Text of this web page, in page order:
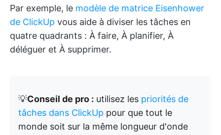
Par exemple, le modèle de matrice Eisenhower
de ClickUp vous aide à diviser les tâches en
quatre quadrants : À faire, À planifier, À
déléguer et À supprimer.
💡Conseil de pro : utilisez les priorités de
tâches dans ClickUp pour que tout le
monde soit sur la même longueur d'onde